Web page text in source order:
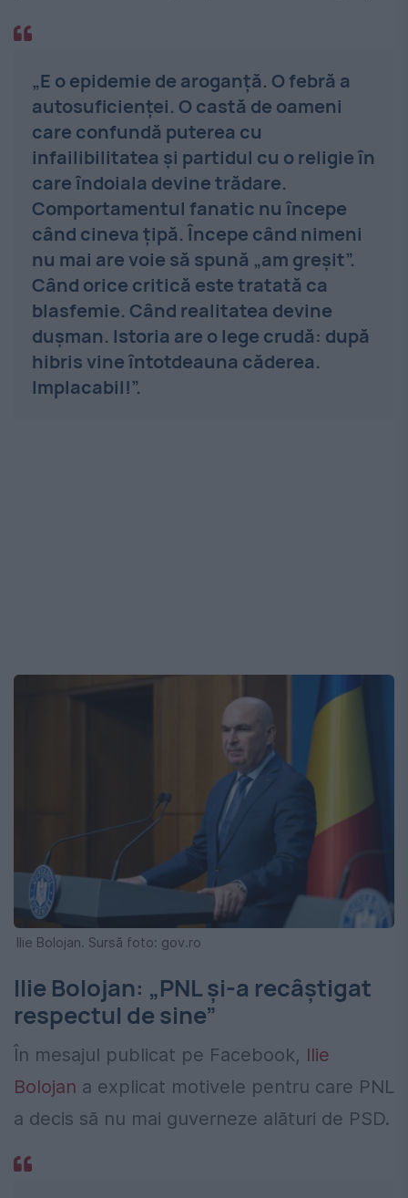
„E o epidemie de aroganță. O febră a
autosuficienței. O castă de oameni
care confundă puterea cu
infailibilitatea și partidul cu o religie în
care îndoiala devine trădare.
Comportamentul fanatic nu începe
când cineva țipă. Începe când nimeni
nu mai are voie să spună „am greșit”.
Când orice critică este tratată ca
blasfemie. Când realitatea devine
dușman. Istoria are o lege crudă: după
hibris vine întotdeauna căderea.
Implacabil!”.
Ilie Bolojan. Sursă foto: gov.ro
Ilie Bolojan: „PNL și-a recâștigat
respectul de sine”
În mesajul publicat pe Facebook, Ilie
Bolojan a explicat motivele pentru care PNL
a decis să nu mai guverneze alături de PSD.